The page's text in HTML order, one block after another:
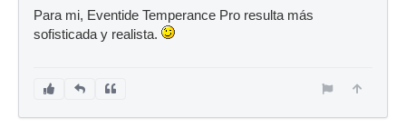
Para mi, Eventide Temperance Pro resulta más
sofisticada y realista.